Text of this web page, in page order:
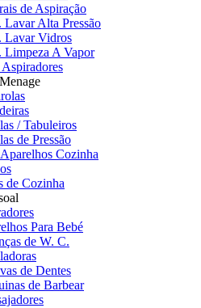
de Aspiração
Lavar Alta Pressão
Lavar Vidros
Limpeza A Vapor
/ Tabuleiros
de Pressão
Cozinha
de Cozinha
Para Bebé
de W. C.
de Dentes
de Barbear